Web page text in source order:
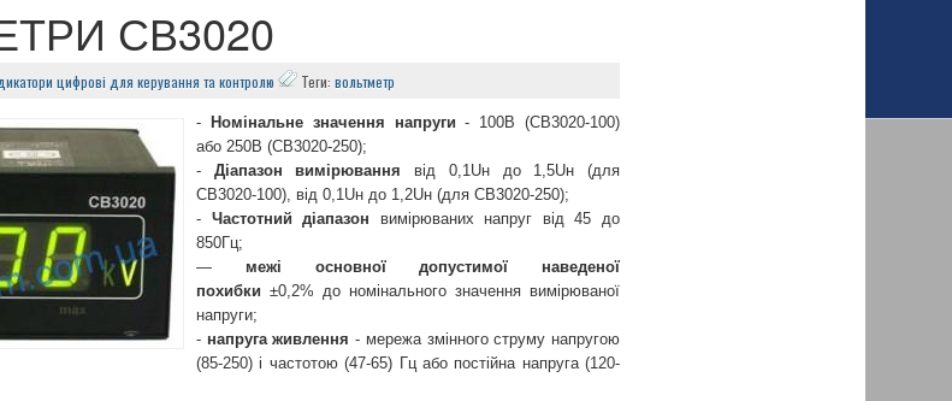
СВ3020
цифрові для керування та контролю Теги: вольтметр
- Номінальне значення напруги - 100В (СВ3020-100)
або 250В (СВ3020-250);
- Діапазон вимірювання від 0,1Uн до 1,5Uн (для
СВ3020-100), від 0,1Uн до 1,2Uн (для СВ3020-250);
- Частотний діапазон вимірюваних напруг від 45 до
850Гц;
— межі основної допустимої наведеної
похибки ±0,2% до номінального значення вимірюваної
напруги;
- напруга живлення - мережа змінного струму напругою
(85-250) і частотою (47-65) Гц або постійна напруга (120-